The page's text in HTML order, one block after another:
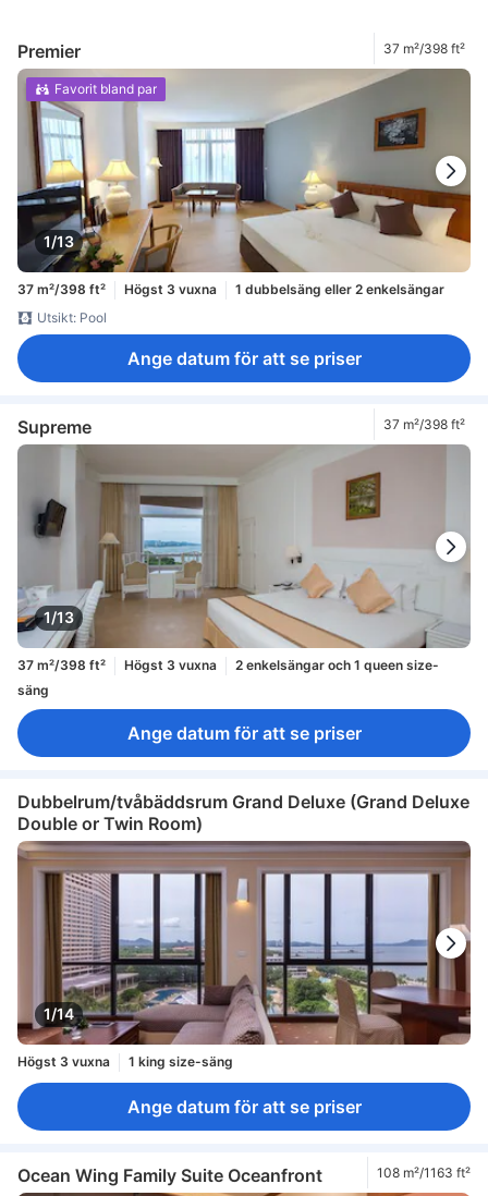
Premier 37 m²/398 ft²
1/13
Favorit bland par
37 m²/398 ft² Högst 3 vuxna
1 dubbelsäng eller 2 enkelsängar
Utsikt: Pool
Ange datum för att se priser
Supreme 37 m²/398 ft²
1/13
37 m²/398 ft² Högst 3 vuxna
2 enkelsängar och 1 queen size-
säng
Ange datum för att se priser
Dubbelrum/tvåbäddsrum Grand Deluxe (Grand Deluxe
Double or Twin Room)
1/14
Högst 3 vuxna 1 king size-säng
Ange datum för att se priser
Ocean Wing Family Suite Oceanfront 108 m²/1163 ft²